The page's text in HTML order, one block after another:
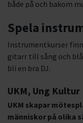
både på och bakom
Spela
Instrumentkurser
gitarr till sång och
bli en bra DJ.
UKM, Ung Kultur
UKM skapar
människor på olika